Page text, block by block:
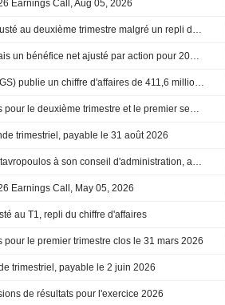
Earnings Call, Aug 05, 2026
ONE Gas : hausse du bénéfice ajusté au deuxième trimestre malgré un repli du chiffre d'affaires
(OGS) ONE Gas anticipe désormais un bénéfice net ajusté par action pour 2026 dans la moitié supérieure de la fourchette de 4,83 $ à 4,95 $, contre une estimation FactSet de 4,85 $
Flash résultats : ONE Gas, Inc. (OGS) publie un chiffre d'affaires de 411,6 millions de dollars au deuxième trimestre, contre 410,3 millions de dollars attendus par le consensus FactSet
ONE Gas, Inc. publie ses résultats pour le deuxième trimestre et le premier semestre clos le 30 juin 2026
trimestriel, payable le 31 août 2026
ONE Gas, Inc. nomme Nickolas Stavropoulos à son conseil d'administration, avec effet au 13 juillet 2026
Earnings Call, May 05, 2026
au T1, repli du chiffre d'affaires
pour le premier trimestre clos le 31 mars 2026
trimestriel, payable le 2 juin 2026
de résultats pour l'exercice 2026